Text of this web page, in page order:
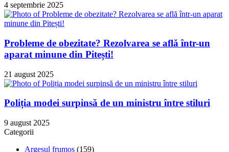
4 septembrie 2025
Probleme de obezitate? Rezolvarea se află într-un
aparat minune din Pitești!
21 august 2025
Poliția modei surpinsă de un ministru între stiluri
9 august 2025
Categorii
Argeșul frumos (159)